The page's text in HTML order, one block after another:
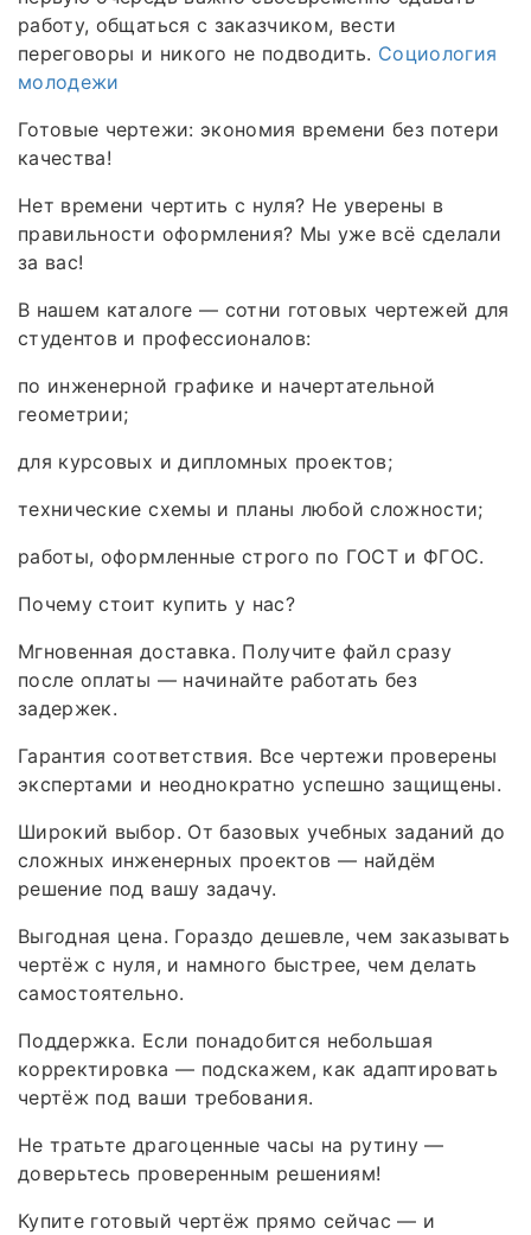
работу, общаться с заказчиком, вести
переговоры и никого не подводить. Социология
молодежи
Готовые чертежи: экономия времени без потери
качества!
Нет времени чертить с нуля? Не уверены в
правильности оформления? Мы уже всё сделали
за вас!
В нашем каталоге — сотни готовых чертежей для
студентов и профессионалов:
по инженерной графике и начертательной
геометрии;
для курсовых и дипломных проектов;
технические схемы и планы любой сложности;
работы, оформленные строго по ГОСТ и ФГОС.
Почему стоит купить у нас?
Мгновенная доставка. Получите файл сразу
после оплаты — начинайте работать без
задержек.
Гарантия соответствия. Все чертежи проверены
экспертами и неоднократно успешно защищены.
Широкий выбор. От базовых учебных заданий до
сложных инженерных проектов — найдём
решение под вашу задачу.
Выгодная цена. Гораздо дешевле, чем заказывать
чертёж с нуля, и намного быстрее, чем делать
самостоятельно.
Поддержка. Если понадобится небольшая
корректировка — подскажем, как адаптировать
чертёж под ваши требования.
Не тратьте драгоценные часы на рутину —
доверьтесь проверенным решениям!
Купите готовый чертёж прямо сейчас — и